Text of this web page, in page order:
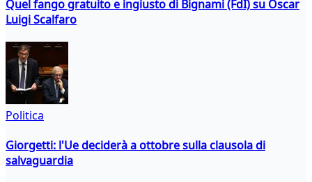
Quel fango gratuito e ingiusto di Bignami (FdI) su Oscar
Luigi Scalfaro
Politica
Giorgetti: l'Ue deciderà a ottobre sulla clausola di
salvaguardia